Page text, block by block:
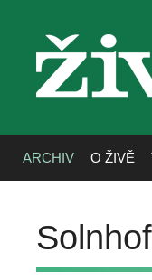
ARCHIV O ŽIVĚ